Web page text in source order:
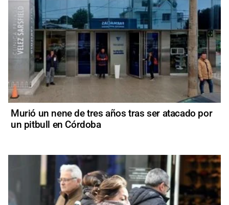
Murió un nene de tres años tras ser atacado por
un pitbull en Córdoba